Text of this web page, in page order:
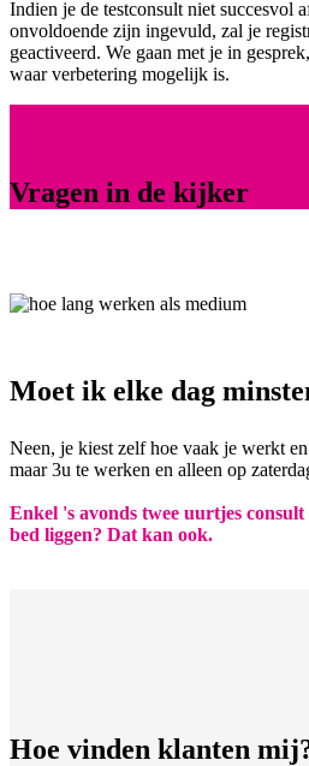
Indien je de testconsult niet succesvol
onvoldoende zijn ingevuld, zal je
geactiveerd. We gaan met je in
waar verbetering mogelijk is.
Vragen in de kijker
Moet ik elke dag
Neen, je kiest zelf hoe vaak je werkt
maar 3u te werken en alleen op
Enkel 's avonds twee uurtjes
bed liggen? Dat kan ook.
Hoe vinden klanten